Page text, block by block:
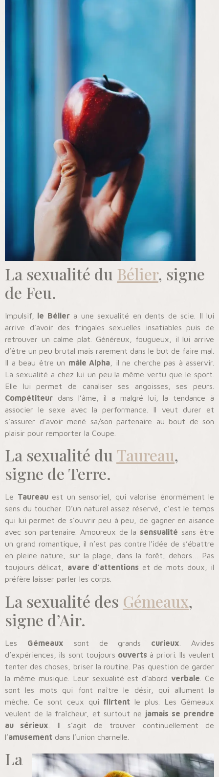
La sexualité du Bélier, signe
de Feu.
Impulsif, le Béliera une sexualité en dents de scie. Il lui
arrive d’avoir des fringales sexuelles insatiables puis de
retrouver un calme plat. Généreux, fougueux, il lui arrive
d’être un peu brutal mais rarement dans le but de faire mal.
Il a beau être un mâle Alpha , il ne cherche pas à asservir.
La sexualité a chez lui un peu la même vertu que le sport.
Elle lui permet de canaliser ses angoisses, ses peurs.
Compétiteur dans l’âme, il a malgré lui, la tendance à
associer le sexe avec la performance. Il veut durer et
s’assurer d’avoir mené sa/son partenaire au bout de son
plaisir pour remporter la Coupe.
La sexualité du Taureau,
signe de Terre.
Le Taureauest un sensoriel, qui valorise énormément le
sens du toucher. D’un naturel assez réservé, c’est le temps
qui lui permet de s’ouvrir peu à peu, de gagner en aisance
avec son partenaire. Amoureux de la sensualité sans être
un grand romantique, il n’est pas contre l’idée de s’ébattre
en pleine nature, sur la plage, dans la forêt, dehors… Pas
toujours délicat, avare d’attentions et de mots doux, il
préfère laisser parler les corps.
La sexualité des Gémeaux,
signe d’Air.
Les Gémeaux sont de grands curieux . Avides
d’expériences, ils sont toujours ouverts à priori. Ils veulent
tenter des choses, briser la routine. Pas question de garder
la même musique. Leur sexualité est d’abordverbale . Ce
sont les mots qui font naître le désir, qui allument la
mèche. Ce sont ceux qui flirtent le plus. Les Gémeaux
veulent de la fraîcheur, et surtout ne jamais se prendre
au sérieux . Il s’agit de trouver continuellement de
l’amusement dans l’union charnelle.
La